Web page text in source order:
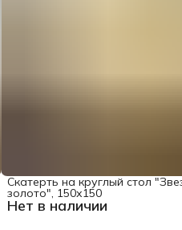
Нет в наличии
Скатерть на круглый стол
золото", 150х150